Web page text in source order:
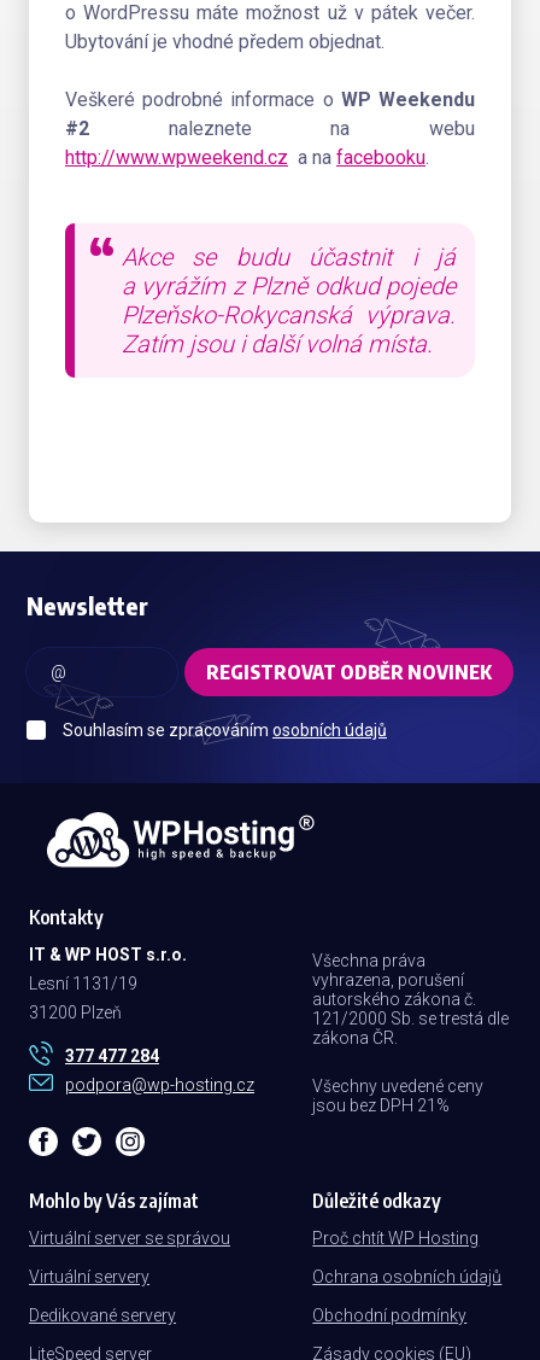
o WordPressu máte možnost už v pátek večer.
Ubytování je vhodné předem objednat.
Veškeré podrobné informace o WP Weekendu
#2 naleznete na webu
http://www.wpweekend.cz a na facebooku.
Akce se budu účastnit i já
a vyrážím z Plzně odkud pojede
Plzeňsko-Rokycanská výprava.
Zatím jsou i další volná místa.
Newsletter
REGISTROVAT ODBĚR NOVINEK
Souhlasím se zpracováním osobních údajů
Všechna práva
vyhrazena, porušení
autorského zákona č.
121/2000 Sb. se trestá dle
zákona ČR.
Všechny uvedené ceny
jsou bez DPH 21%
Kontakty
IT & WP HOST s.r.o.
Lesní 1131/19
31200 Plzeň
377 477 284
podpora@wp-hosting.cz
Mohlo by Vás zajímat
Virtuální server se správou
Virtuální servery
Dedikované servery
LiteSpeed server
Důležité odkazy
Proč chtít WP Hosting
Ochrana osobních údajů
Obchodní podmínky
Zásady cookies (EU)